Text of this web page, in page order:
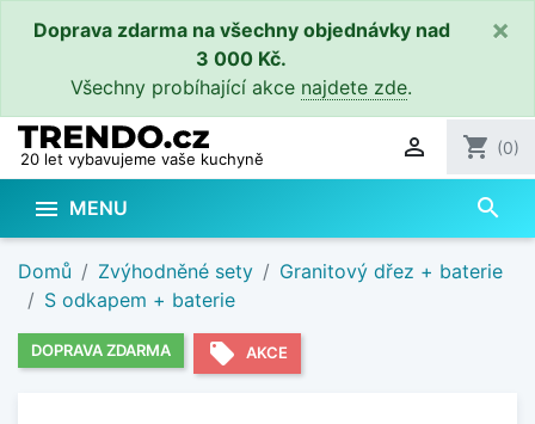
Doprava zdarma na všechny objednávky nad
3 000 Kč.
Všechny probíhající akce najdete zde.
×
20 let vybavujeme vaše kuchyně  shopping_cart (0)
 MENU search
Domů Zvýhodněné sety
Granitový dřez + baterie
S odkapem + baterie
DOPRAVA ZDARMA local_offer AKCE